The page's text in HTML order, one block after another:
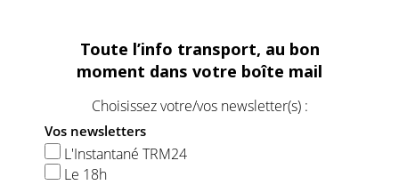
Toute l’info transport, au bon
moment dans votre boîte mail
Choisissez votre/vos newsletter(s) :
Vos newsletters
L'Instantané TRM24
Le 18h